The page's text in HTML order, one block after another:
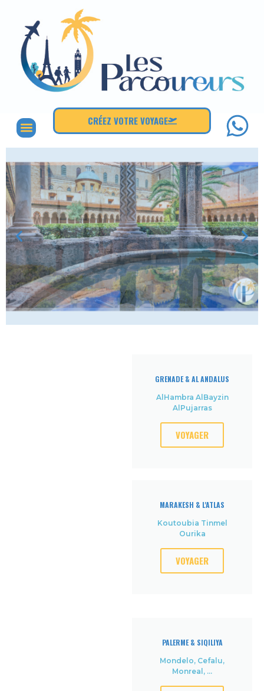
CRÉEZ VOTRE VOYAGE
GRENADE & AL ANDALUS
AlHambra AlBayzin
AlPujarras
VOYAGER
MARAKESH & L'ATLAS
Koutoubia Tinmel
Ourika
VOYAGER
PALERME & SIQILIYA
Mondelo, Cefalu,
Monreal, ...